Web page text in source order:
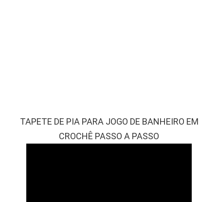
TAPETE DE PIA PARA JOGO DE BANHEIRO EM
CROCHÊ PASSO A PASSO